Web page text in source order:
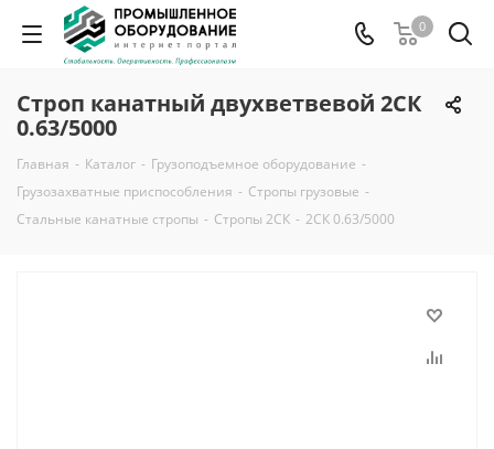
0
Строп канатный двухветвевой 2СК
0.63/5000
Главная - Каталог - Грузоподъемное оборудование -
Грузозахватные приспособления - Стропы грузовые -
Стальные канатные стропы - Стропы 2СК - 2СК 0.63/5000